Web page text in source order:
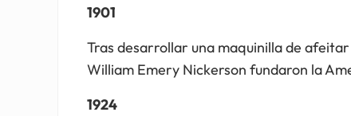
1901
Tras desarrollar una maquinilla de
William Emery Nickerson fundaron la
1924